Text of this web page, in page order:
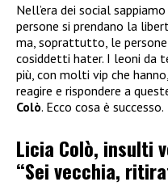
Nell’era dei social
persone si prendano la
ma, soprattutto, le
cosiddetti hater. I leoni da
più, con molti vip che
reagire e rispondere a
Colò. Ecco cosa è successo.
Licia Colò, insulti
“Sei vecchia,